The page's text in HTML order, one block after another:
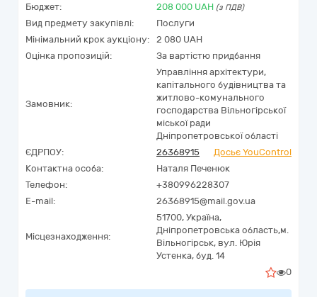
Бюджет: 208 000 UAH (з ПДВ)
Вид предмету закупівлі:
Послуги
Мінімальний крок аукціону:
2 080 UAH
Оцінка пропозицій:
За вартістю придбання
Замовник:
Управління архітектури,
капітального будівництва та
житлово-комунального
господарства Вільногірської
міської ради
Дніпропетровської області
ЄДРПОУ:
26368915
Досьє YouControl
Контактна особа:
Наталя Печенюк
Телефон:
+380996228307
E-mail:
26368915@mail.gov.ua
Місцезнаходження:
51700, Україна,
Дніпропетровська область,м.
Вільногірськ, вул. Юрія
Устенка, буд. 14
0